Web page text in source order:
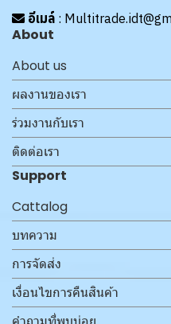
อีเมล์ :
About
About us
ผลงานของเรา
ร่วมงานกับเรา
ติดต่อเรา
Support
Cattalog
บทความ
การจัดส่ง
เงื่อนไขการคืนสินค้า